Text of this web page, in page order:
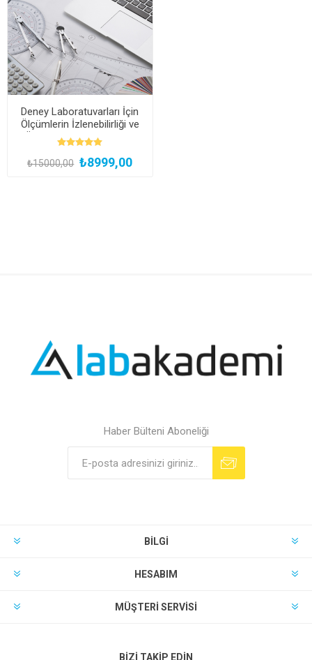
Deney Laboratuvarları İçin
Ölçümlerin İzlenebilirliği ve
Ölçüm Belirsizliği Eğitimi
(Çevrimiçi Canlı veya
Kayıttan Hemen İzle)
₺15000,00 ₺8999,00
Haber Bülteni Aboneliği
BILGI
HESABIM
MÜŞTERI SERVISI
BIZI TAKIP EDIN